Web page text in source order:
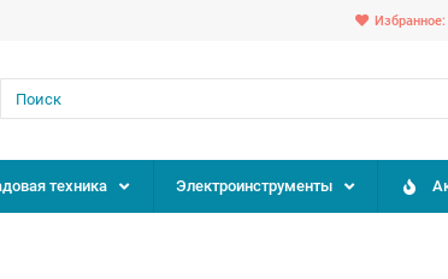
Избранное:
техника Электроинструменты